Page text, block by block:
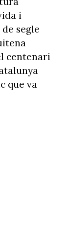
i
segle
centenari
que va